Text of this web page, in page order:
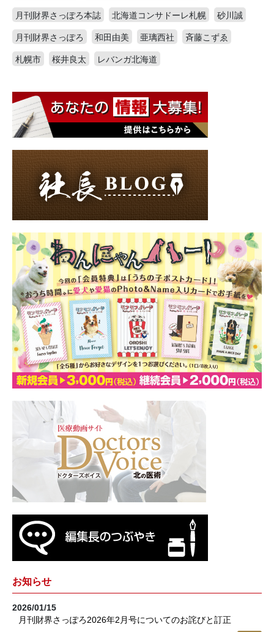
月刊財界さっぽろ本誌
北海道コンサドーレ札幌
砂川誠
月刊財界さっぽろ
和田由美 亜璃西社
斉藤こずゑ
札幌市
桜井良太 レバンガ北海道
お知らせ
2026/01/15
月刊財界さっぽろ2026年2月号についてのお詫びと訂正